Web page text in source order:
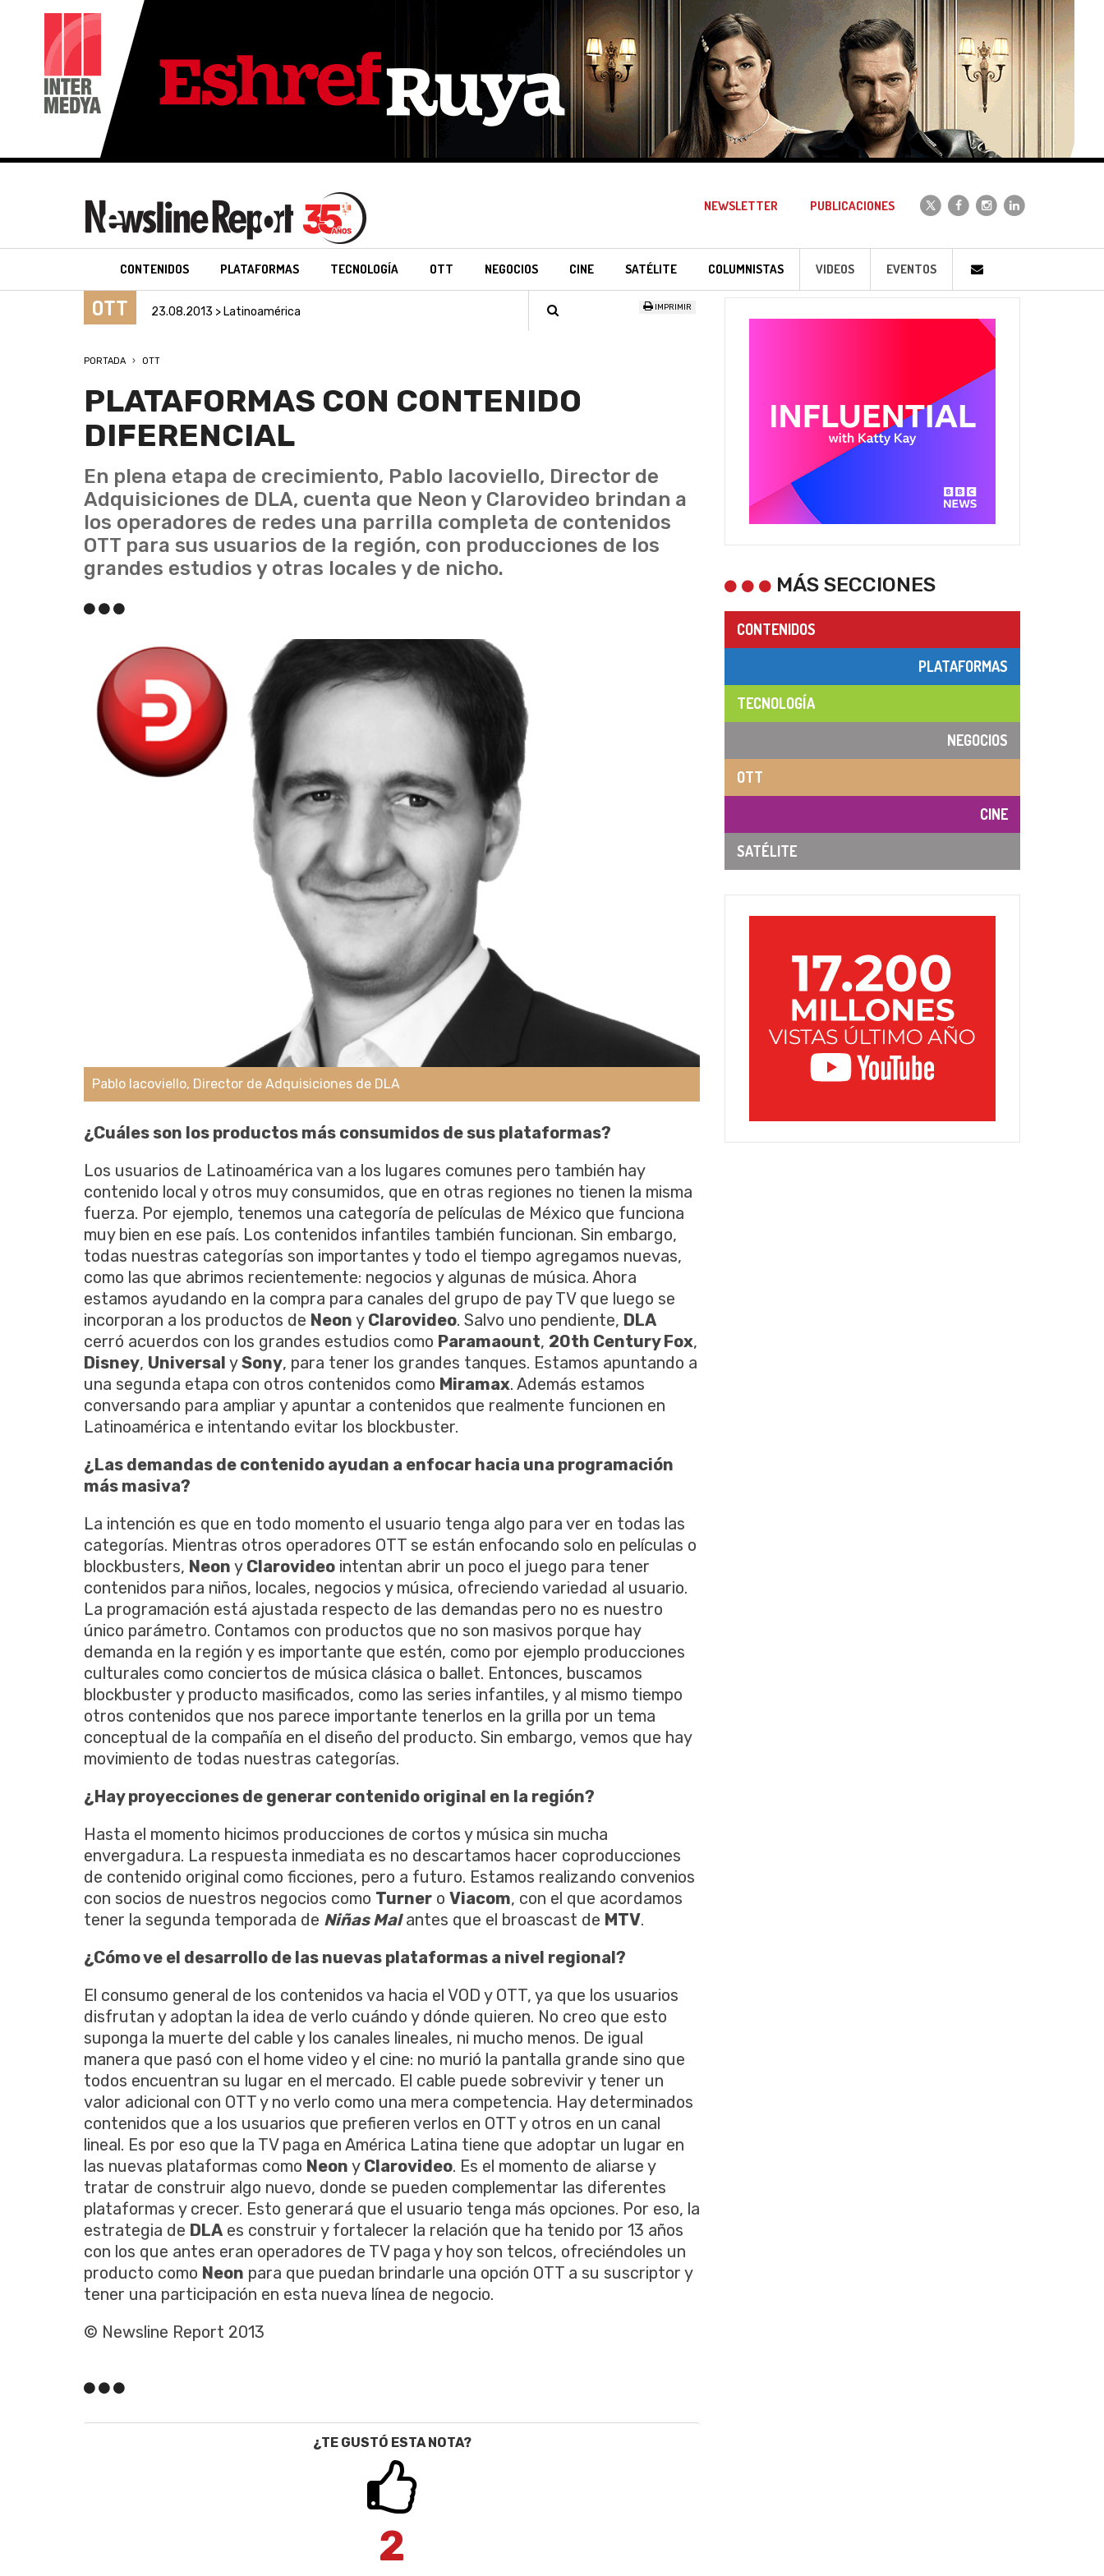
NEWSLETTER PUBLICACIONES
CONTENIDOS PLATAFORMAS TECNOLOGÍA OTT NEGOCIOS CINE SATÉLITE COLUMNISTAS VIDEOS EVENTOS
OTT 23.08.2013 > Latinoamérica IMPRIMIR
PORTADA OTT
PLATAFORMAS CON CONTENIDO
DIFERENCIAL
En plena etapa de crecimiento, Pablo Iacoviello, Director de
Adquisiciones de DLA, cuenta que Neon y Clarovideo brindan a
los operadores de redes una parrilla completa de contenidos
OTT para sus usuarios de la región, con producciones de los
grandes estudios y otras locales y de nicho.
Pablo Iacoviello, Director de Adquisiciones de DLA
¿Cuáles son los productos más consumidos de sus plataformas?
Los usuarios de Latinoamérica van a los lugares comunes pero también hay
contenido local y otros muy consumidos, que en otras regiones no tienen la misma
fuerza. Por ejemplo, tenemos una categoría de películas de México que funciona
muy bien en ese país. Los contenidos infantiles también funcionan. Sin embargo,
todas nuestras categorías son importantes y todo el tiempo agregamos nuevas,
como las que abrimos recientemente: negocios y algunas de música. Ahora
estamos ayudando en la compra para canales del grupo de pay TV que luego se
incorporan a los productos de Neon y Clarovideo. Salvo uno pendiente, DLA
cerró acuerdos con los grandes estudios como Paramaount, 20th Century Fox,
Disney, Universal ySony, para tener los grandes tanques. Estamos apuntando a
una segunda etapa con otros contenidos como Miramax. Además estamos
conversando para ampliar y apuntar a contenidos que realmente funcionen en
Latinoamérica e intentando evitar los blockbuster.
¿Las demandas de contenido ayudan a enfocar hacia una programación
más masiva?
La intención es que en todo momento el usuario tenga algo para ver en todas las
categorías. Mientras otros operadores OTT se están enfocando solo en películas o
blockbusters, Neon y Clarovideo intentan abrir un poco el juego para tener
contenidos para niños, locales, negocios y música, ofreciendo variedad al usuario.
La programación está ajustada respecto de las demandas pero no es nuestro
único parámetro. Contamos con productos que no son masivos porque hay
demanda en la región y es importante que estén, como por ejemplo producciones
culturales como conciertos de música clásica o ballet. Entonces, buscamos
blockbuster y producto masificados, como las series infantiles, y al mismo tiempo
otros contenidos que nos parece importante tenerlos en la grilla por un tema
conceptual de la compañía en el diseño del producto. Sin embargo, vemos que hay
movimiento de todas nuestras categorías.
¿Hay proyecciones de generar contenido original en la región?
Hasta el momento hicimos producciones de cortos y música sin mucha
envergadura. La respuesta inmediata es no descartamos hacer coproducciones
de contenido original como ficciones, pero a futuro. Estamos realizando convenios
con socios de nuestros negocios como Turner o Viacom, con el que acordamos
tener la segunda temporada de Niñas Malantes que el broascast de MTV.
¿Cómo ve el desarrollo de las nuevas plataformas a nivel regional?
El consumo general de los contenidos va hacia el VOD y OTT, ya que los usuarios
disfrutan y adoptan la idea de verlo cuándo y dónde quieren. No creo que esto
suponga la muerte del cable y los canales lineales, ni mucho menos. De igual
manera que pasó con el home video y el cine: no murió la pantalla grande sino que
todos encuentran su lugar en el mercado. El cable puede sobrevivir y tener un
valor adicional con OTT y no verlo como una mera competencia. Hay determinados
contenidos que a los usuarios que prefieren verlos en OTT y otros en un canal
lineal. Es por eso que la TV paga en América Latina tiene que adoptar un lugar en
las nuevas plataformas como Neon y Clarovideo. Es el momento de aliarse y
tratar de construir algo nuevo, donde se pueden complementar las diferentes
plataformas y crecer. Esto generará que el usuario tenga más opciones. Por eso, la
estrategia de DLA es construir y fortalecer la relación que ha tenido por 13 años
con los que antes eran operadores de TV paga y hoy son telcos, ofreciéndoles un
producto como Neon para que puedan brindarle una opción OTT a su suscriptor y
tener una participación en esta nueva línea de negocio.
© Newsline Report 2013
¿TE GUSTÓ ESTA NOTA?
2
MÁS SECCIONES
CONTENIDOS
PLATAFORMAS
TECNOLOGÍA
NEGOCIOS
OTT
CINE
SATÉLITE